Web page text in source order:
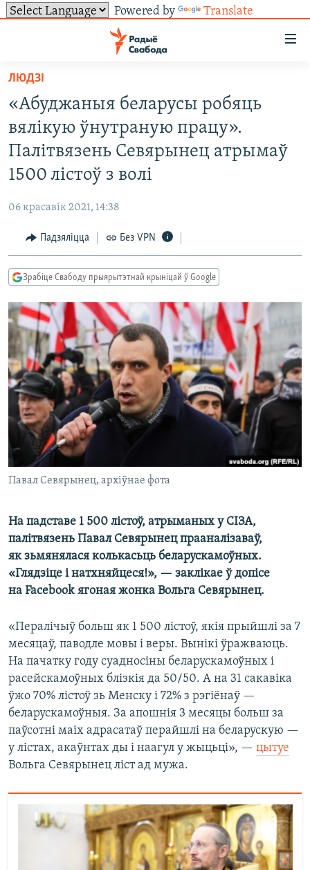
Powered by Translate
ўнівэрсальнага
доступу
Перайсьці
галоўнага
зьместу
Перайсьці
да
галоўнай
навігацыі
Перайсьці
да
пошуку
НАВІНЫ
УСЕ НАВІНЫ
ВІДЭА І ФОТА
ЛЮДЗІ
ЭКАНОМІКА
ВАЙНА
БЕЛАРУСЫ НА ВАЙНЕ
КУЛЬТУРА
КАЛЯНДАР
ТОЛЬКІ НА СВАБОДЗЕ
ТЭСТЫ
БЛОГІ
ПАДКАСТЫ
КНІГІ
АЎДЫЁКНІГІ
МОВА
НА ХВАЛЯХ СВАБОДЫ
СУВЯЗЬ
АБЫСЬЦІ БЛЯКАВАНЬНЕ
ПАДПІСАЦЦА
ПАДКАСТЫ
FACEBOOK
TWITTER
САЧЫЦЕ ЗА АБНАЎЛЕНЬНЯМІ
ЛЮДЗІ
«Абуджаныя беларусы робяць
вялікую ўнутраную працу».
Палітвязень Севярынец атрымаў
1500 лістоў з волі
06 красавік 2021, 14:38
Падзяліцца Без VPN
Зрабіце Свабоду прыярытэтнай крыніцай ў Google
Павал Севярынец, архіўнае фота
На падставе 1 500 лістоў, атрыманых у СІЗА,
палітвязень Павал Севярынец прааналізаваў,
як зьмянялася колькасьць беларускамоўных.
«Глядзіце і натхняйцеся!», — заклікае ў допісе
на Facebook ягоная жонка Вольга Севярынец.
«Пералічыў больш як 1 500 лістоў, якія прыйшлі за 7
месяцаў, паводле мовы і веры. Вынікі ўражваюць.
На пачатку году суадносіны беларускамоўных і
расейскамоўных блізкія да 50/50. А на 31 сакавіка
ўжо 70% лістоў зь Менску і 72% з рэгіёнаў —
беларускамоўныя. За апошнія 3 месяцы больш за
паўсотні маіх адрасатаў перайшлі на беларускую —
у лістах, акаўнтах ды і наагул у жыцьці», — цытуе
Вольга Севярынец ліст ад мужа.